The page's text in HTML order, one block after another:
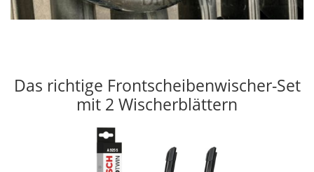
Das richtige Frontscheibenwischer-Set
mit 2 Wischerblättern